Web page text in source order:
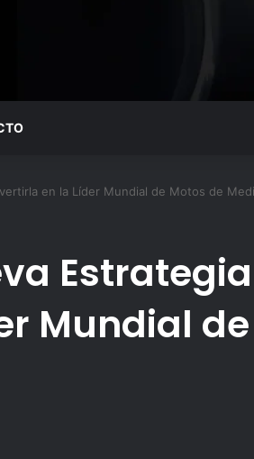
en la Líder Mundial de Motos de
Mundial